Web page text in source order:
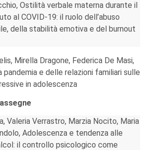
Ostilità verbale materna durante il
al COVID-19: il ruolo dell’abuso
della stabilità emotiva e del burnout
Mirella Dragone, Federica De Masi,
pandemia e delle relazioni familiari sulle
in adolescenza
Valeria Verrastro, Marzia Nocito, Maria
Adolescenza e tendenza alle
il controllo psicologico come